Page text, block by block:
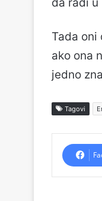
Tada oni
ako ona
jedno
Tagovi